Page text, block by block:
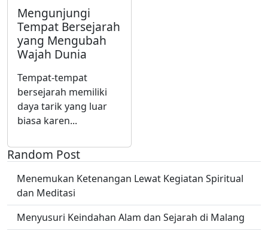
Mengunjungi
Tempat Bersejarah
yang Mengubah
Wajah Dunia
Tempat-tempat
bersejarah memiliki
daya tarik yang luar
biasa karen...
Random Post
Menemukan Ketenangan Lewat Kegiatan Spiritual
dan Meditasi
Menyusuri Keindahan Alam dan Sejarah di Malang